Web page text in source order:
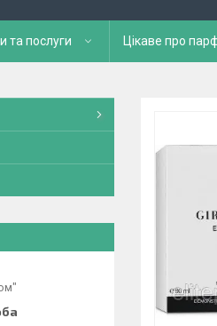
та послуги Цікаве про